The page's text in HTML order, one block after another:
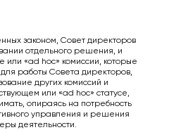
законом, Совет директоров
отдельного решения, и
или «ad hoc» комиссии, которые
работы Совета директоров,
других комиссий и
или «ad hoc» статусе,
опираясь на потребность
управления и решения
деятельности.